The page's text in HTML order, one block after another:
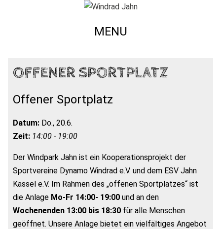
MENU
OFFENER SPORTPLATZ
Offener Sportplatz
Datum: Do., 20.6.
Zeit: 14:00 - 19:00
Der Windpark Jahn ist ein Kooperationsprojekt der
Sportvereine Dynamo Windrad e.V. und dem ESV Jahn
Kassel e.V. Im Rahmen des „offenen Sportplatzes“ ist
die Anlage Mo-Fr 14:00- 19:00 und an den
Wochenenden 13:00 bis 18:30 für alle Menschen
geöffnet. Unsere Anlage bietet ein vielfältiges Angebot